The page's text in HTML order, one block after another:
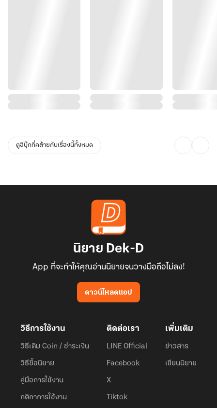
ดูอีบุ๊กที่คล้ายกับเรื่องนี้ทั้งหมด
นิยาย Dek-D
App ที่จะทำให้คุณอ่านนิยายจนวางมือถือไม่ลง!
ดาวน์โหลดแอป
วิธีการใช้งาน
วิธีเติม Coin / ชำระเงิน
วิธีซื้อนิยาย
คู่มือการใช้งาน
กติกาการใช้งาน
ติดต่อเรา
LINE Official
Facebook
X
Tiktok
เพิ่มเติม
ข่าวสาร
เขียนนิยาย